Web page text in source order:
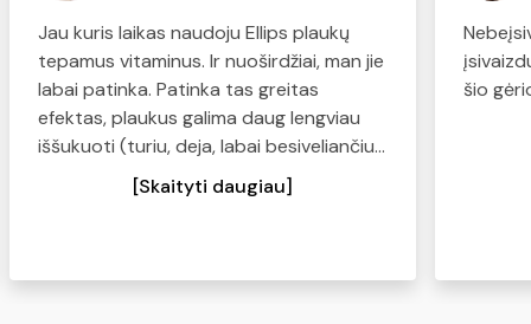
Jau kuris laikas naudoju Ellips plaukų
tepamus vitaminus. Ir nuoširdžiai, man jie
labai patinka. Patinka tas greitas
efektas, plaukus galima daug lengviau
iššukuoti (turiu, deja, labai besiveliančius,
sausus plaukus), plaukai tampa švelnūs
ir minkšti. Kas turite panašių problemų -
[Skaityti daugiau]
šio